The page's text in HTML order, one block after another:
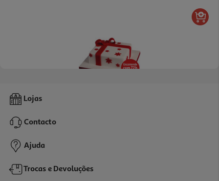
Bolo Cake Design Produção Própria Nº20 Kg
18,99 €
Lojas
Contacto
Ajuda
Trocas e Devoluções